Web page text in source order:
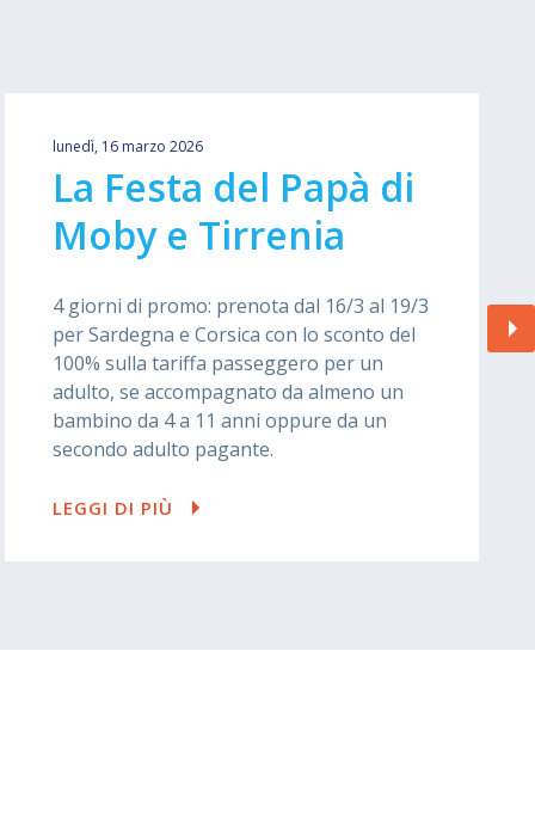
lunedì, 16 marzo 2026
La Festa del Papà di
Moby e Tirrenia
4 giorni di promo: prenota dal 16/3 al 19/3
per Sardegna e Corsica con lo sconto del
100% sulla tariffa passeggero per un
adulto, se accompagnato da almeno un
bambino da 4 a 11 anni oppure da un
secondo adulto pagante.
LEGGI DI PIÙ